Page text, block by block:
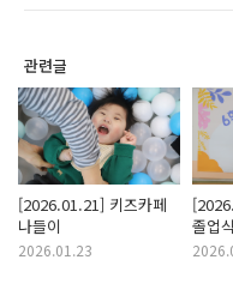
관련글
[2026.01.21] 키즈카페
나들이
2026.01.23
졸업식